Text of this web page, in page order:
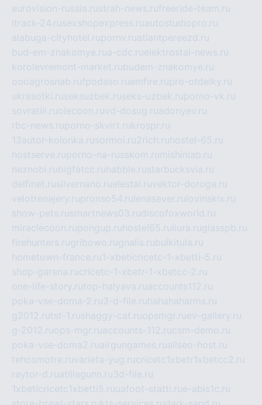
eurovision-russia.rustrah-news.rufreeride-team.ru
itrack-24.rusexshopexpress.ruautostudiopro.ru
alabuga-cityhotel.rupornv.ruatlantpereezd.ru
bud-em-znakomye.rua-cdc.ruelektrostal-news.ru
korolevremont-market.rubudem-znakomye.ru
oooagrosnab.rufpodaso.ruemfire.rupro-otdelky.ru
ukrasotki.ruseksuzbek.ruseks-uzbek.ruporno-vk.ru
sovratili.ruolecoon.ruvd-dosug.ruadonyev.ru
rbc-news.ruporno-skvirt.rukrospr.ru
13autor-kolonka.rusormol.ru2rich.ru hostel-65.ru
hostserve.ruporno-na-russkom.ru mishinlab.ru
neznobi.rubigfatcc.ru habble.rustarbucksvia.ru
delfinet.rusilvernano.ruelestal.ruvektor-doroga.ru
velotrenajery.rupronso54.ru lenasever.ru lovinskix.ru
show-pets.rusmartnews03.rudiscofoxworld.ru
miraclecoon.rupongup.ru hostel65.ru liura.ruglasspb.ru
firehunters.rugribowo.rugnalis.rubulkitula.ru
hometown-france.ru1-xbeticricetc-1-xbetti-5.ru
shop-garena.rucricetc-1-xbetr-1-xbetcc-2.ru
one-life-story.rutop-halyava.ruaccounts112.ru
poka-vse-doma-2.ru3-d-file.ru hahahaharms.ru
g2012.rutst-1.rushaggy-cat.ruopsmgr.ruev-gallery.ru
g-2012.ruops-mgr.ruaccounts-112.rucsm-demo.ru
poka-vse-doma2.ruairgungames.ruallseo-host.ru
tehosmotre.ruvarieta-yug.rucricetc1xbetr1xbetcc2.ru
raytor-d.ruatillagunn.ru3d-file.ru
1xbeticricetc1xbetti5.ruuafoot-statti.rue-abis1c.ru